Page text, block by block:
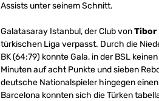
Assists unter seinem Schnitt.
Galatasaray Istanbul, der Club vonTibor
türkischen Liga verpasst. Durch die
BK (64:79) konnte Gala, in der BSL
Minuten auf acht Punkte und sieben
deutsche Nationalspieler hingegen
Barcelona konnten sich die Türken